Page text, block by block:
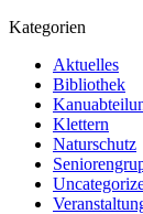
Kategorien
Aktuelles
Bibliothek
Klettern
Naturschutz